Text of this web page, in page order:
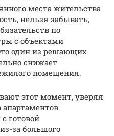
места жительства
нельзя забывать,
по
с объектами
один из решающих
снижает
помещения.
этот момент, уверяя
апартаментов
готовой
за большого